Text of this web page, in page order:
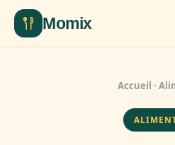
Momix
Accueil ·